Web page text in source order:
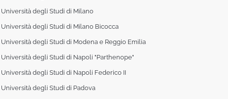
Università degli Studi di Milano
Università degli Studi di Milano Bicocca
Università degli Studi di Modena e Reggio Emilia
Università degli Studi di Napoli "Parthenope"
Università degli Studi di Napoli Federico II
Università degli Studi di Padova